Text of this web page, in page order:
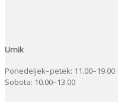
Urnik
Ponedeljek–petek: 11.00–19.00
Sobota: 10.00–13.00